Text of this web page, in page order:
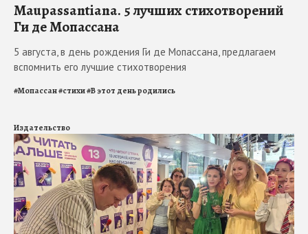
Maupassantiana. 5 лучших стихотворений
Ги де Мопассана
5 августа, в день рождения Ги де Мопассана, предлагаем
вспомнить его лучшие стихотворения
#Мопассан#стихи#В этот день родились
Издательство